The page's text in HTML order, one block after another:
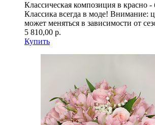
Классическая композиция в красно -
Классика всегда в моде! Внимание:
может меняться в зависимости от
5 810,00 р.
Купить